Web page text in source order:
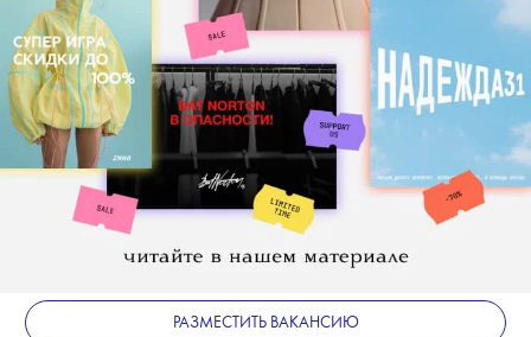
РАЗМЕСТИТЬ ВАКАНСИЮ